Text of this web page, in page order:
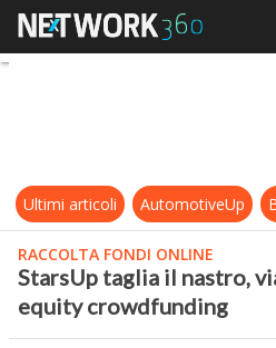
StarsUp
Ultimi articoli AutomotiveUp
RACCOLTA FONDI ONLINE
StarsUp taglia il nastro,
equity crowdfunding